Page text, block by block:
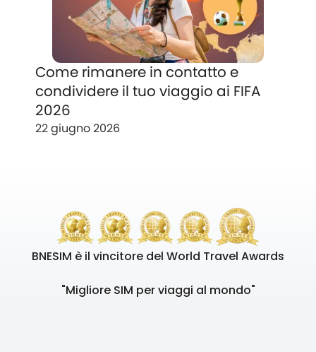
Come rimanere in contatto e
condividere il tuo viaggio ai FIFA
2026
22 giugno 2026
BNESIM è il vincitore del World Travel Awards
"Migliore SIM per viaggi al mondo"